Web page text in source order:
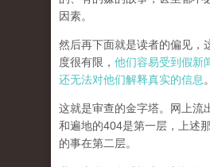
因素。
然后再下面就是读者的偏见，
度很有限， 他们容易受到假新
还无法对他们解释真实的信息 。
这就是审查的金字塔。网上流
和遍地的404是第一层，上述
的事在第二层。